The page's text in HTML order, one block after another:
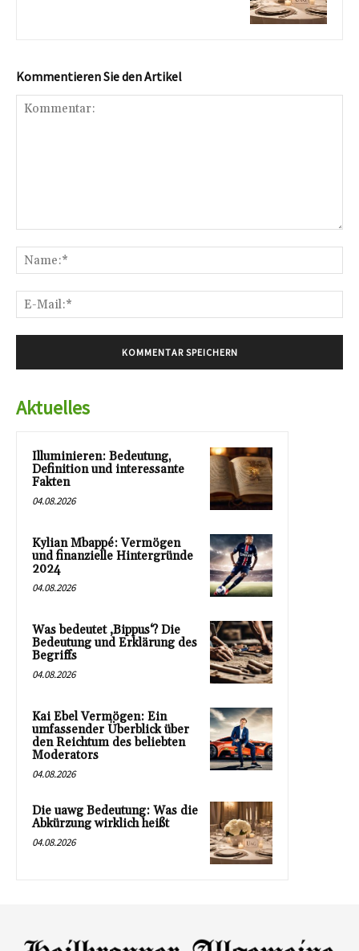
Kommentieren Sie den Artikel
Aktuelles
Illuminieren: Bedeutung,
Definition und interessante
Fakten
04.08.2026
Kylian Mbappé: Vermögen
und finanzielle Hintergründe
2024
04.08.2026
Was bedeutet ‚Bippus‘? Die
Bedeutung und Erklärung des
Begriffs
04.08.2026
Kai Ebel Vermögen: Ein
umfassender Überblick über
den Reichtum des beliebten
Moderators
04.08.2026
Die uawg Bedeutung: Was die
Abkürzung wirklich heißt
04.08.2026